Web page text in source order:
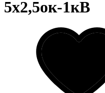
5х2,5ок-1кВ